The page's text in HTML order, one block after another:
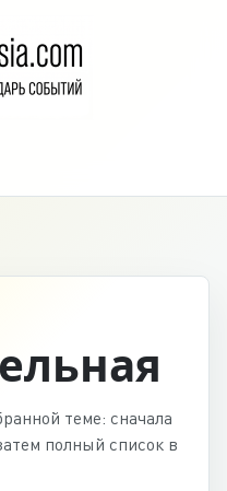
теме: сначала
полный список в